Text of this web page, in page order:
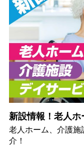
新設情報！老人
老人ホーム、介護施
介！